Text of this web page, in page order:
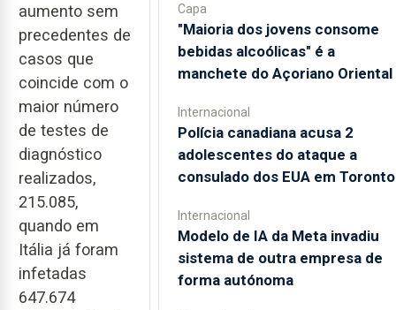
aumento sem
precedentes de
casos que
coincide com o
maior número
de testes de
diagnóstico
realizados,
215.085,
quando em
Itália já foram
infetadas
647.674
Capa
"Maioria dos jovens consome
bebidas alcoólicas" é a
manchete do Açoriano Oriental
Internacional
Polícia canadiana acusa 2
adolescentes do ataque a
consulado dos EUA em Toronto
Internacional
Modelo de IA da Meta invadiu
sistema de outra empresa de
forma autónoma